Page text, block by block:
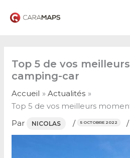
Top 5 de vos
camping-car
Accueil
Actualités
Top 5 de vos meilleurs
Par
NICOLAS / 5 OCTOBRE 2022 /